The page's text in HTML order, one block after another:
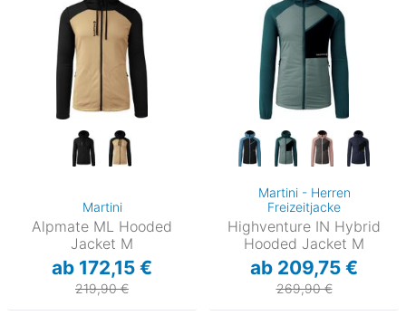
Martini
Alpmate ML Hooded
Jacket M
ab 172,15 €
219,90 €
Martini - Herren
Freizeitjacke
Highventure IN Hybrid
Hooded Jacket M
ab 209,75 €
269,90 €